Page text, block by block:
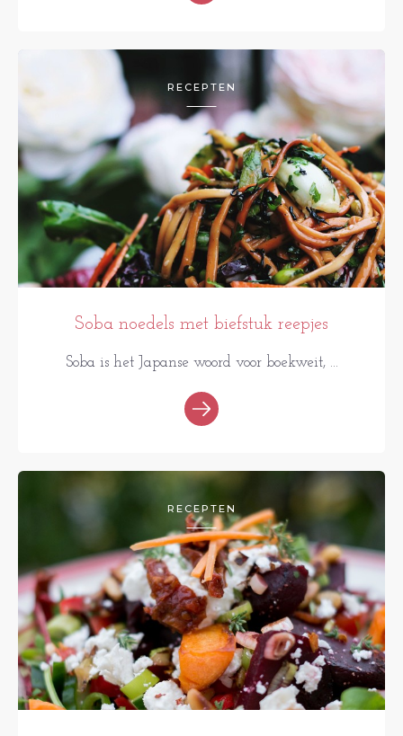
RECEPTEN
Soba noedels met biefstuk reepjes
Soba is het Japanse woord voor boekweit, ...
RECEPTEN